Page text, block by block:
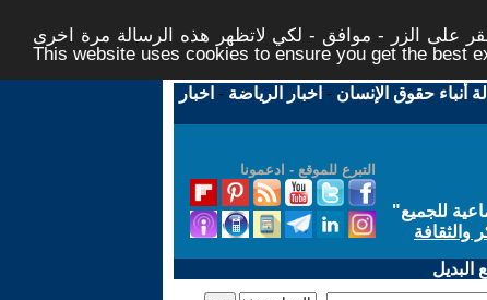
على الزر - موافق - لكي لاتظهر هذه الرسالة مرة اخرى -
This website uses cookies to ensure you get the best
أنباء حقوق الإنسان - اخبار الرياضة - اخبار
التبرع للموقع - ادعمونا
للجميع"
والثقافة
البديل